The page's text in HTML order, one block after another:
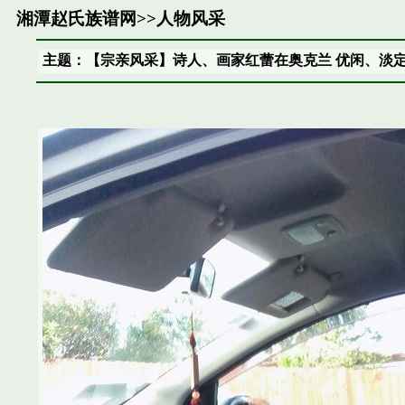
湘潭赵氏族谱网>>人物风采
主题：【宗亲风采】诗人、画家红蕾在奥克兰 优闲、淡